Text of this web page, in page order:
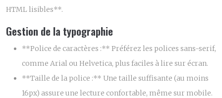
HTML lisibles**.
Gestion de la typographie
**Police de caractères :** Préférez les polices sans-serif,
comme Arial ou Helvetica, plus faciles à lire sur écran.
**Taille de la police :** Une taille suffisante (au moins
16px) assure une lecture confortable, même sur mobile.